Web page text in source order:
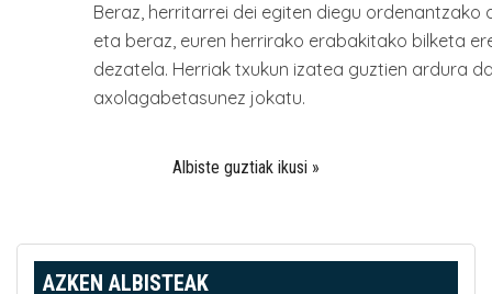
Beraz, herritarrei dei egiten diegu
eta beraz, euren herrirako erabakitako bilketa
dezatela. Herriak txukun izatea guztien ardura
axolagabetasunez jokatu.
Albiste guztiak ikusi »
AZKEN ALBISTEAK